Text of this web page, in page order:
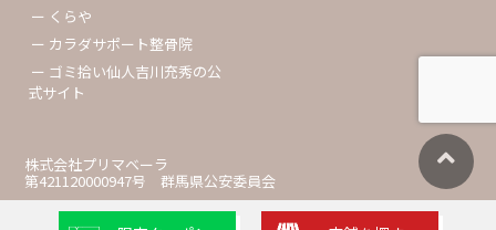
ー くらや
ー カラダサポート整骨院
ー ゴミ拾い仙人吉川充秀の公
式サイト
株式会社プリマベーラ
第421120000947号 群馬県公安委員会